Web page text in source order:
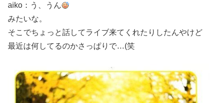
aiko：う、うん
みたいな。
そこでちょっと話してライブ来てくれたりしたんやけど
最近は何してるのかさっぱりで…(笑